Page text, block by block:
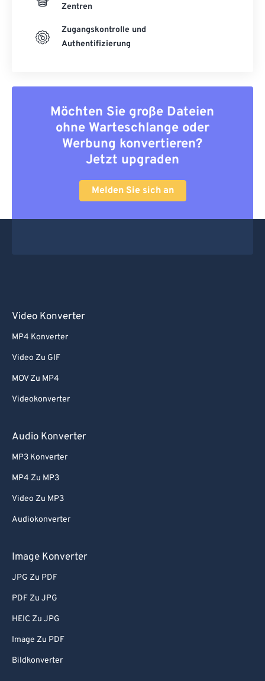
Zentren
Zugangskontrolle und
Authentifizierung
Möchten Sie große Dateien
ohne Warteschlange oder
Werbung konvertieren?
Jetzt upgraden
Melden Sie sich an
Video Konverter
MP4 Konverter
Video Zu GIF
MOV Zu MP4
Videokonverter
Audio Konverter
MP3 Konverter
MP4 Zu MP3
Video Zu MP3
Audiokonverter
Image Konverter
JPG Zu PDF
PDF Zu JPG
HEIC Zu JPG
Image Zu PDF
Bildkonverter